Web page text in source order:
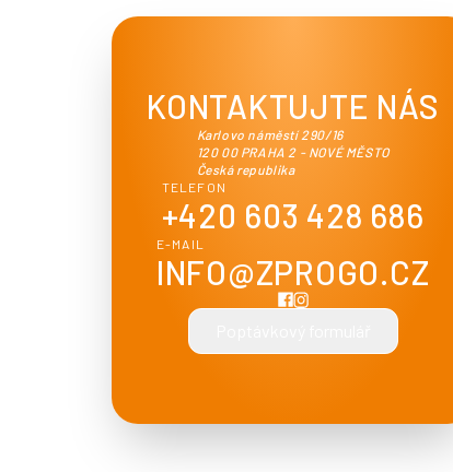
KONTAKTUJTE NÁS
Karlovo náměstí 290/16
120 00 PRAHA 2 - NOVÉ MĚSTO
Česká republika
TELEFON
+420 603 428 686
E-MAIL
INFO@ZPROGO.CZ